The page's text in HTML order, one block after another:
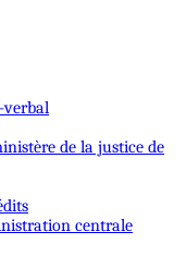
verbal
de la justice de
centrale